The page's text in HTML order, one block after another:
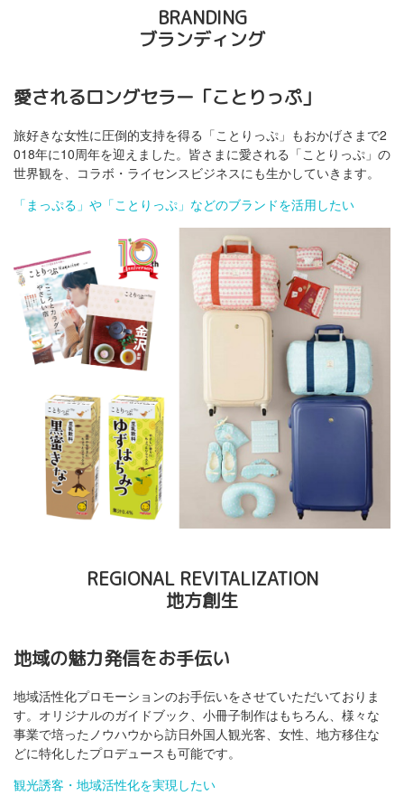
BRANDING
ブランディング
愛されるロングセラー「ことりっぷ」
旅好きな女性に圧倒的支持を得る「ことりっぷ」もおかげさまで2
018年に10周年を迎えました。皆さまに愛される「ことりっぷ」の
世界観を、コラボ・ライセンスビジネスにも生かしていきます。
「まっぷる」や「ことりっぷ」などのブランドを活用したい
REGIONAL REVITALIZATION
地方創生
地域の魅力発信をお手伝い
地域活性化プロモーションのお手伝いをさせていただいておりま
す。オリジナルのガイドブック、小冊子制作はもちろん、様々な
事業で培ったノウハウから訪日外国人観光客、女性、地方移住な
どに特化したプロデュースも可能です。
観光誘客・地域活性化を実現したい